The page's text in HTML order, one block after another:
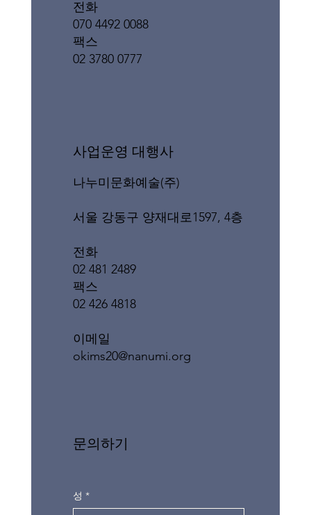
전화
070 4492 0088
팩스
02 3780 0777
​사업운영 대행사
나누미문화예술(주)
서울 강동구 양재대로1597, 4층
전화
02 481 2489
팩스
02 426 4818
이메일
okims20@nanumi.org
문의하기
성 *